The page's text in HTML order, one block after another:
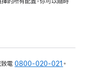
電 0800-020-021 。